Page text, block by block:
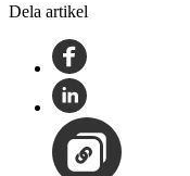
Dela artikel